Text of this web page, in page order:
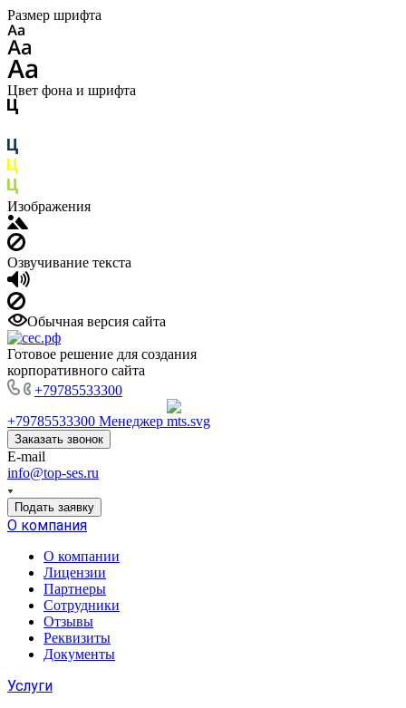
Размер шрифта
Цвет фона и шрифта
Изображения
Озвучивание текста
Обычная версия сайта
Готовое решение для создания
корпоративного сайта
+79785533300
+79785533300 Менеджер
Заказать звонок
E-mail
info@top-ses.ru
Подать заявку
О компания
О компании
Лицензии
Партнеры
Сотрудники
Отзывы
Реквизиты
Документы
Услуги